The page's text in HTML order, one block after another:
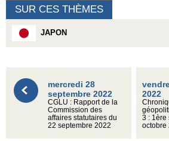
SUR CES THÈMES
JAPON
mercredi 28
septembre 2022
CGLU : Rapport de la
Commission des
affaires statutaires du
22 septembre 2022
2022
3 : 1ère
octobre